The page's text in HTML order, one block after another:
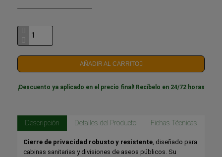
AÑADIR AL CARRITO
¡Descuento ya aplicado en el precio final! Recíbelo en 24/72 horas
Descripción Detalles del Producto Fichas Técnicas
Cierre de privacidad robusto y resistente , diseñado para
cabinas sanitarias y divisiones de aseos públicos. Su